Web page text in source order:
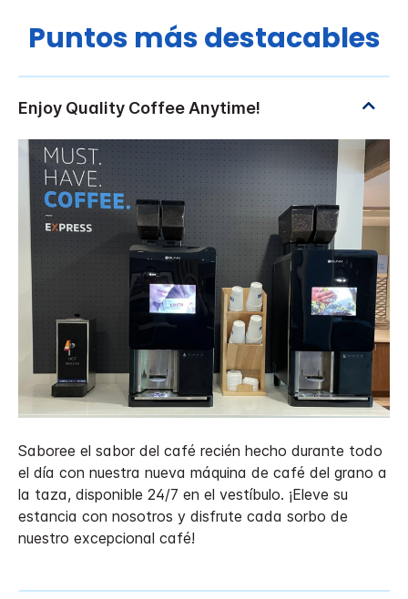
Puntos más destacables
Saboree el sabor del café recién hecho durante todo
el día con nuestra nueva máquina de café del grano a
la taza, disponible 24/7 en el vestíbulo. ¡Eleve su
estancia con nosotros y disfrute cada sorbo de
nuestro excepcional café!